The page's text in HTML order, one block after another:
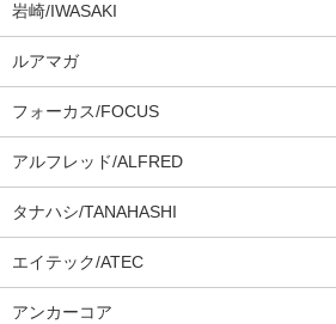
岩崎/IWASAKI
ルアマガ
フォーカス/FOCUS
アルフレッド/ALFRED
タナハシ/TANAHASHI
エイテック/ATEC
アンカーコア